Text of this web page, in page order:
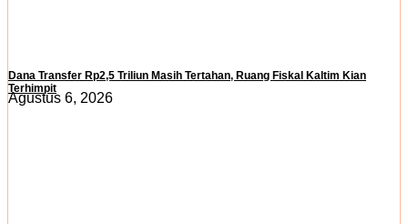
Dana Transfer Rp2,5 Triliun Masih Tertahan, Ruang Fiskal Kaltim Kian
Terhimpit
Agustus 6, 2026